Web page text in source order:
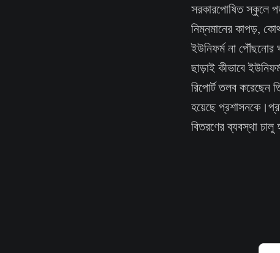
সরকারপোষিত স্কুলে
নিম্নমানের কাপড়,
ইউনিফর্ম না পৌঁছনোর
ছাড়াই কীভাবে
রিপোর্ট তলব করেছেন
হয়েছে
বিতরণের ব্যবস্থা